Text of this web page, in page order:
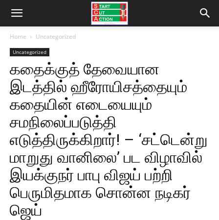
Home Uncategorized
Uncategorized
கதைக்குத் தேவையான
இடத்தில் ஹீரோயிசத்தையும்
கதையின் எடையையும்
சமநிலைப்படுத்தி
எடுத்திருக்கிறார்! – ‘சட்டென்று
மாறுது வானிலை’ பட விழாவில்
இயக்குநர் பாபு விஜய் பற்றி
பெருமிதமாக சொன்ன நடிகர்
ஜெய்